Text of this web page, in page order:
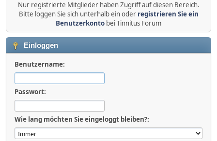
Nur registrierte Mitglieder haben Zugriff auf diesen Bereich.
Bitte loggen Sie sich unterhalb ein oder registrieren Sie ein
Benutzerkonto bei Tinnitus Forum
Einloggen
Benutzername:
Passwort:
Wie lang möchten Sie eingeloggt bleiben?: